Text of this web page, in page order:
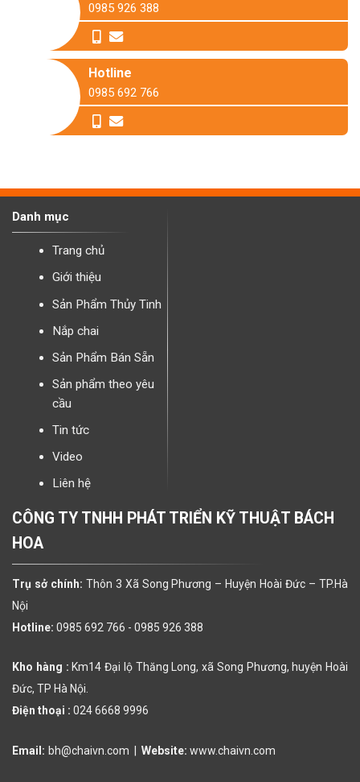
0985 926 388
Hotline
0985 692 766
Danh mục
Trang chủ
Giới thiệu
Sản Phẩm Thủy Tinh
Nắp chai
Sản Phẩm Bán Sẵn
Sản phẩm theo yêu
cầu
Tin tức
Video
Liên hệ
CÔNG TY TNHH PHÁT TRIỂN KỸ THUẬT BÁCH
HOA
Trụ sở chính: Thôn 3 Xã Song Phương – Huyện Hoài Đức – TP.Hà
Nội
Hotline: 0985 692 766 - 0985 926 388
Kho hàng : Km14 Đại lộ Thăng Long, xã Song Phương, huyện Hoài
Đức, TP Hà Nội.
Điện thoại : 024 6668 9996
Email: bh@chaivn.com | Website: www.chaivn.com